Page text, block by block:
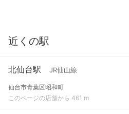
近くの駅
北仙台駅 JR仙山線
仙台市青葉区昭和町
このページの店舗から 461 m